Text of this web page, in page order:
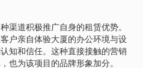
渠道积极推广自身的租赁优势。
户亲自体验大厦的办公环境与设
知和信任。这种直接接触的营销
也为该项目的品牌形象加分。